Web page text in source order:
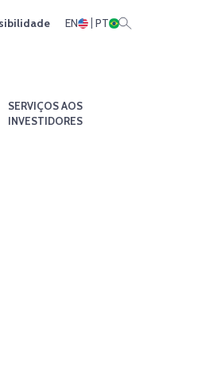
EN PT
SERVIÇOS AOS
INVESTIDORES